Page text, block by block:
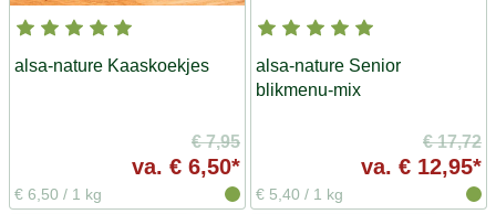
alsa-nature Kaaskoekjes
€ 7,95
va. € 6,50*
€ 6,50 / 1 kg
alsa-nature Senior
blikmenu-mix
€ 17,72
va. € 12,95*
€ 5,40 / 1 kg